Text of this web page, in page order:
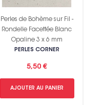
Perles de Bohème sur Fil -
Rondelle Facettée Blanc
Opaline 3 x 6 mm
PERLES CORNER
5,50 €
AJOUTER AU PANIER